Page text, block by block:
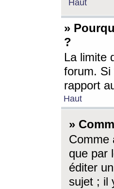
Haut
»
?
La limite
forum. Si
rapport
Haut
»
Comme
que par
éditer
sujet ; il